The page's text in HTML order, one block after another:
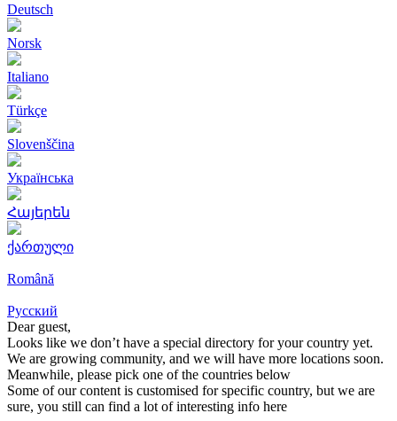
Deutsch
Norsk
Italiano
Türkçe
Slovenščina
Українська
Հայերեն
ქართული
Română
Русский
Dear guest,
Looks like we don’t have a special directory for your country yet.
We are growing community, and we will have more locations soon.
Meanwhile, please pick one of the countries below
Some of our content is customised for specific country, but we are
sure, you still can find a lot of interesting info here